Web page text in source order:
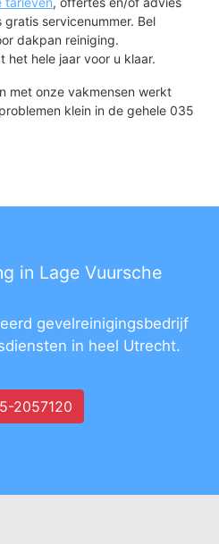
servicenummer. Bel
dakpan reiniging.
het hele jaar voor u klaar.
met onze vakmensen werkt
klein in de gehele 035
in Lage Vuursche
gevelreinigingsbedrijf
in heel Utrecht.
2057120